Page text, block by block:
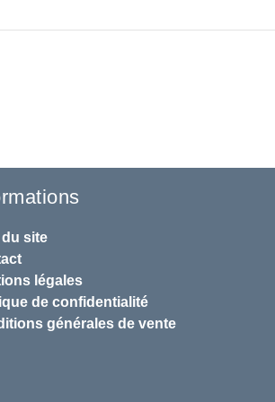
du site
légales
de confidentialité
générales de vente